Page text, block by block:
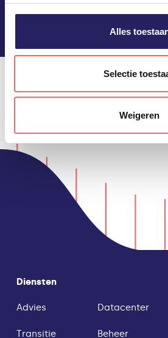
privacyverklaring. U kunt het
Alles
Selectie
Weigeren
Diensten
Advies
Transitie
Datacenter
Beheer